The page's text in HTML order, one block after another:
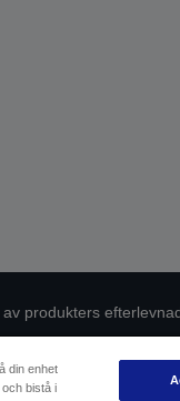
produkters
din enhet
bistå i